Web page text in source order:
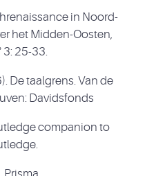
in Noord-
het Midden-Oosten,
3: 25-33.
De taalgrens. Van de
Davidsfonds
companion to